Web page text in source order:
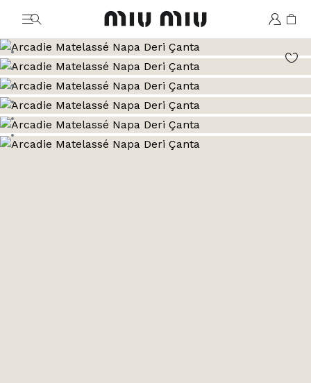
MiuMiu logo
Şu görsele git: 1
Şu görsele git: 2
Şu görsele git: 3
Şu görsele git: 4
Şu görsele git: 5
Şu görsele git: 6
Şu görsele git: 7